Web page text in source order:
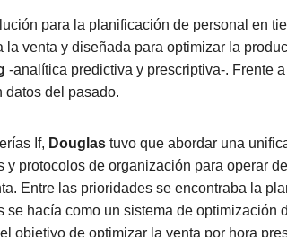
para la planificación de personal en
venta y diseñada para optimizar la
-analítica predictiva y prescriptiva-. Frente
datos del pasado.
If, Douglas tuvo que abordar una
protocolos de organización para operar
Entre las prioridades se encontraba la
hacía como un sistema de optimización
objetivo de optimizar la venta por hora